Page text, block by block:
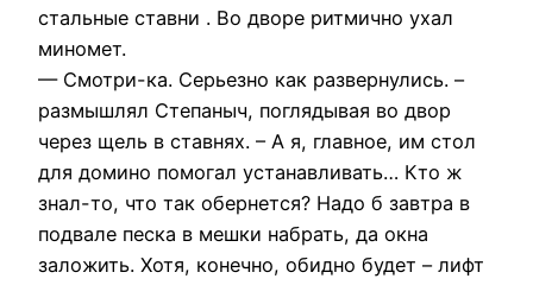
стальные ставни . Во дворе ритмично ухал
миномет.
— Смотри-ка. Серьезно как развернулись. –
размышлял Степаныч, поглядывая во двор
через щель в ставнях. – А я, главное, им стол
для домино помогал устанавливать… Кто ж
знал-то, что так обернется? Надо б завтра в
подвале песка в мешки набрать, да окна
заложить. Хотя, конечно, обидно будет – лифт